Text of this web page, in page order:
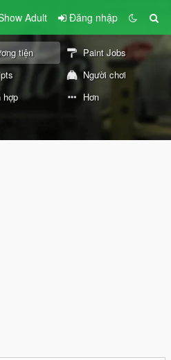
Adult Đăng nhập
tiện
Paint Jobs
Người chơi
hợp Hơn